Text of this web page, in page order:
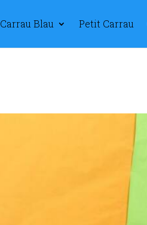
Carrau Blau Petit Carrau